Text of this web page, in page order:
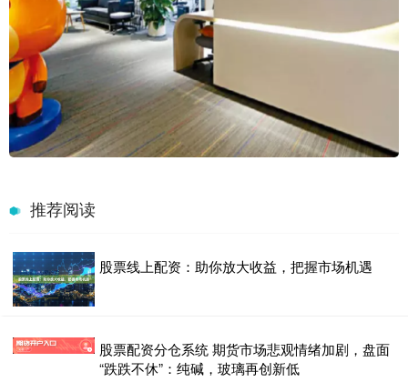
推荐阅读
股票线上配资：助你放大收益，把握市场机遇
股票配资分仓系统 期货市场悲观情绪加剧，盘面
“跌跌不休”：纯碱，玻璃再创新低